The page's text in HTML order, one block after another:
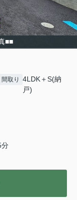
■■
間取り
4LDK＋S(納
戸)
分